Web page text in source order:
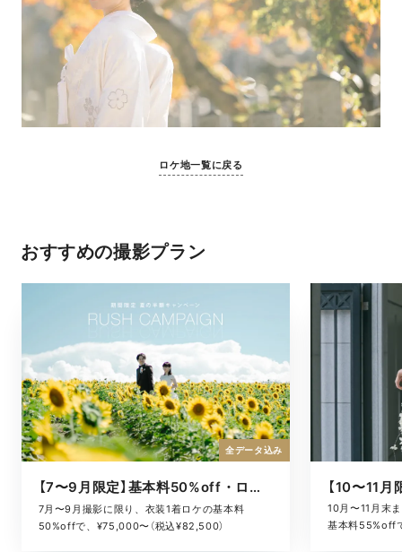
ロケ地一覧に戻る
おすすめの撮影プラン
【7〜9月限定】基本料50%off・ロケキャンペーン
7月〜9月撮影に限り、衣装1着ロケの基本料
50%offで、¥75,000〜（税込¥82,500）
全データ込み
10月〜11月末
基本料55%off